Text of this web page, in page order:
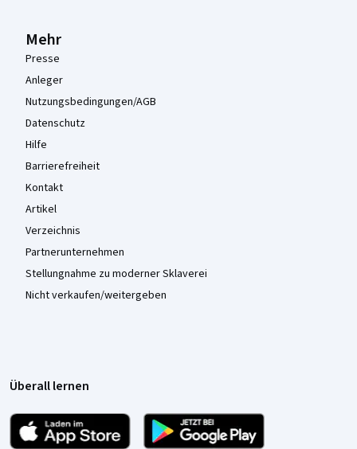
Mehr
Presse
Anleger
Nutzungsbedingungen/AGB
Datenschutz
Hilfe
Barrierefreiheit
Kontakt
Artikel
Verzeichnis
Partnerunternehmen
Stellungnahme zu moderner Sklaverei
Nicht verkaufen/weitergeben
Überall lernen